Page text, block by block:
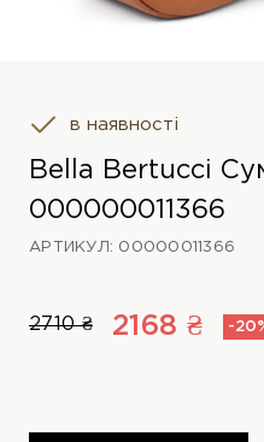
в наявності
Bella Bertucci
000000011366
АРТИКУЛ: 00000011366
2710 ₴ 2168 ₴ -